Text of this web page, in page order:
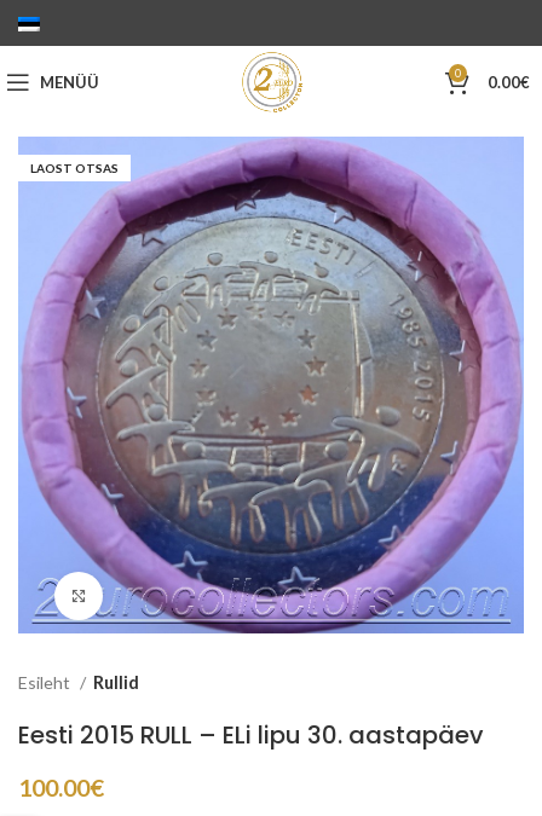
MENÜÜ 0 0.00€
LAOST OTSAS
Suurenda
Esileht Rullid
Eesti 2015 RULL – ELi lipu 30. aastapäev
100.00€